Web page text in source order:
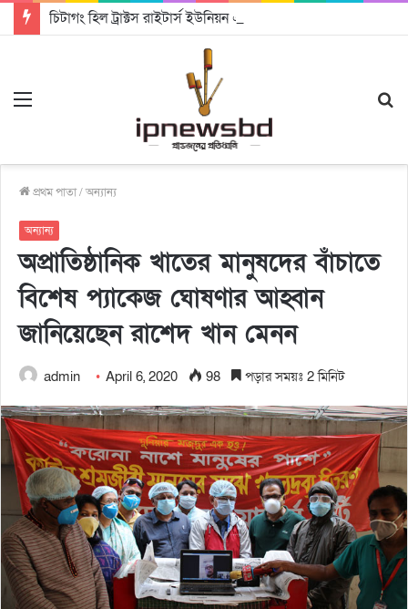
প্রথম পাতা/অন্যান্য
অন্যান্য
অপ্রাতিষ্ঠানিক খাতের মানুষদের বাঁচাতে
বিশেষ প্যাকেজ ঘোষণার আহ্বান
জানিয়েছেন রাশেদ খান মেনন
admin April 6, 2020 98 পড়ার সময়ঃ 2 মিনিট